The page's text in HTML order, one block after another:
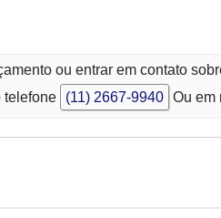
ou entrar em contato
telefone
(11) 2667-9940 Ou em